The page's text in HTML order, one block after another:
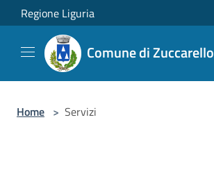
Salta al contenuto principale
Regione Liguria
Comune di Zuccarello
Home > Servizi